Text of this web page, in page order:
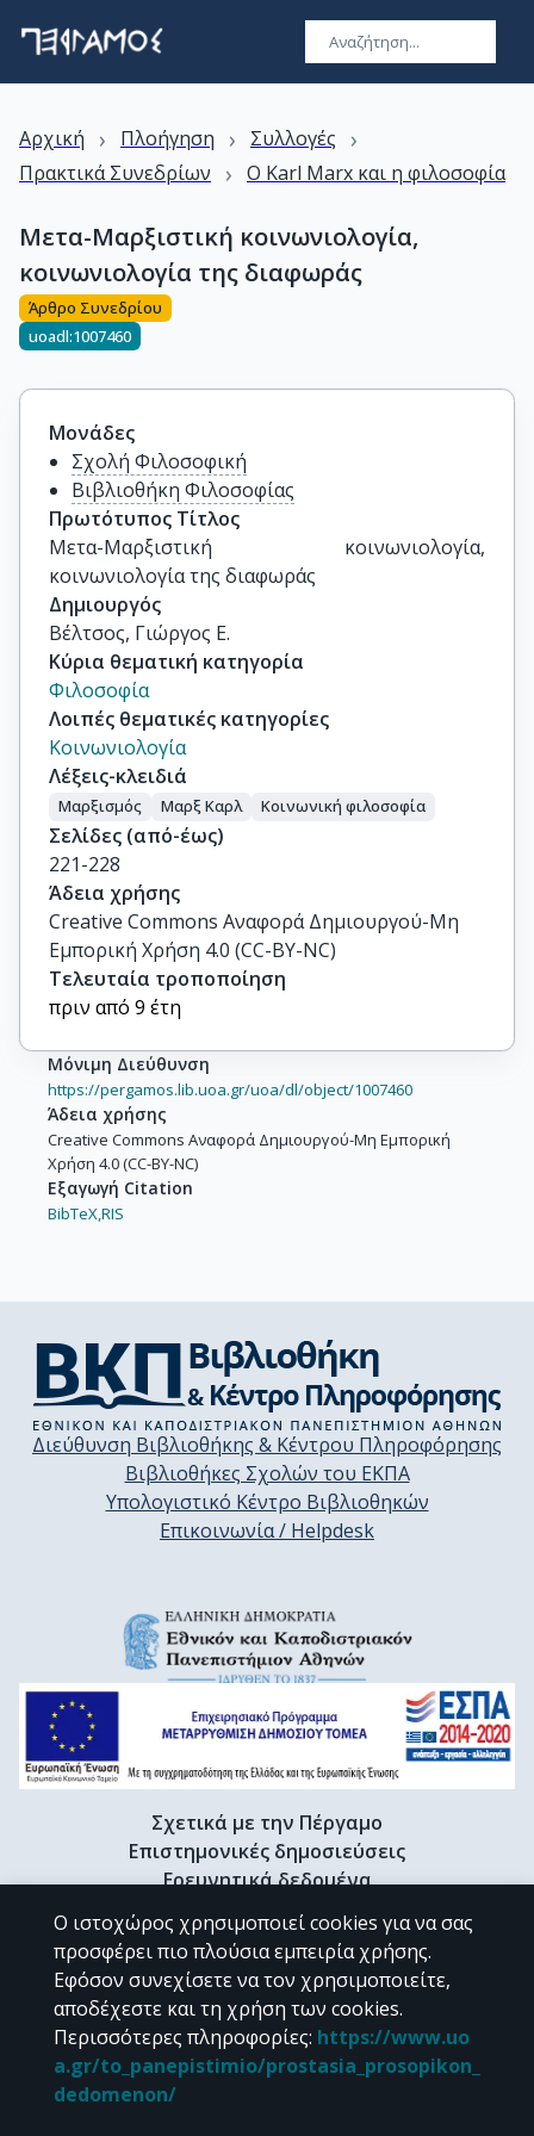
Αρχική › Πλοήγηση › Συλλογές ›
Πρακτικά Συνεδρίων › Ο Karl Marx και η φιλοσοφία
Μετα-Μαρξιστική κοινωνιολογία,
κοινωνιολογία της διαφωράς
Άρθρο Συνεδρίου
uoadl:1007460
Μονάδες
Σχολή Φιλοσοφική
Βιβλιοθήκη Φιλοσοφίας
Πρωτότυπος Τίτλος
Μετα-Μαρξιστική κοινωνιολογία,
κοινωνιολογία της διαφωράς
Δημιουργός
Βέλτσος, Γιώργος Ε.
Κύρια θεματική κατηγορία
Φιλοσοφία
Λοιπές θεματικές κατηγορίες
Κοινωνιολογία
Λέξεις-κλειδιά
Μαρξισμός Μαρξ Καρλ Κοινωνική φιλοσοφία
Σελίδες (από-έως)
221-228
Άδεια χρήσης
Creative Commons Αναφορά Δημιουργού-Μη
Εμπορική Χρήση 4.0 (CC-BY-NC)
Τελευταία τροποποίηση
πριν από 9 έτη
Μόνιμη Διεύθυνση
https://pergamos.lib.uoa.gr/uoa/dl/object/1007460
Άδεια χρήσης
Creative Commons Αναφορά Δημιουργού-Μη Εμπορική
Χρήση 4.0 (CC-BY-NC)
Εξαγωγή Citation
BibTeX,RIS
Διεύθυνση Βιβλιοθήκης & Κέντρου Πληροφόρησης
Βιβλιοθήκες Σχολών του ΕΚΠΑ
Υπολογιστικό Κέντρο Βιβλιοθηκών
Επικοινωνία / Helpdesk
Σχετικά με την Πέργαμο
Επιστημονικές δημοσιεύσεις
Ερευνητικά δεδομένα
Διδακτορικές διατριβές & Γκρίζα βιβλιογραφία
Προφίλ Ερευνητή
CC BY-NC 4.0
Εκτός αν αναφέρεται διαφορετικά, το υλικό της "Περγάμου" διατίθεται
Ο ιστοχώρος χρησιμοποιεί cookies για να σας
προσφέρει πιο πλούσια εμπειρία χρήσης.
Εφόσον συνεχίσετε να τον χρησιμοποιείτε,
αποδέχεστε και τη χρήση των cookies.
Περισσότερες πληροφορίες: https://www.uo
a.gr/to_panepistimio/prostasia_prosopikon_
dedomenon/